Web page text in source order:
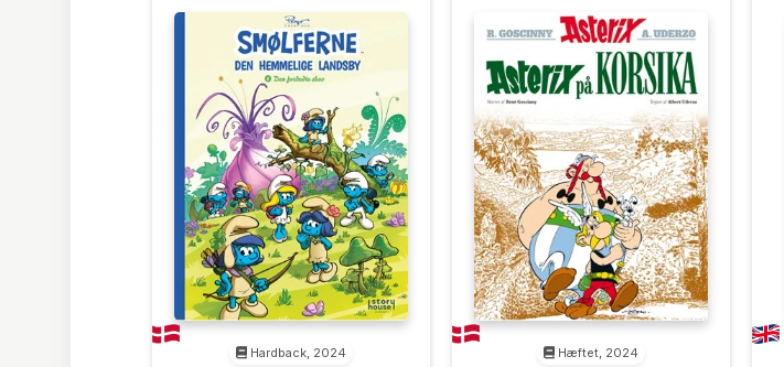
Hardback, 2024 Hæftet, 2024